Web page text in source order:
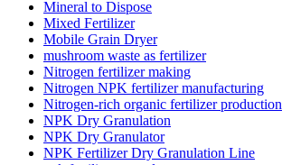
Mineral to Dispose
Mixed Fertilizer
Mobile Grain Dryer
mushroom waste as fertilizer
Nitrogen fertilizer making
Nitrogen NPK fertilizer manufacturing
Nitrogen-rich organic fertilizer production
NPK Dry Granulation
NPK Dry Granulator
NPK Fertilizer Dry Granulation Line